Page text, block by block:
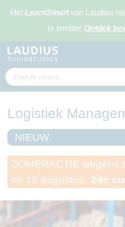
Met LearnSmartvan Laudius
je sneller! Ontdek
Logistiek
NIEUW
ZOMERACTIE wegens
tm 16 augustus: 2de